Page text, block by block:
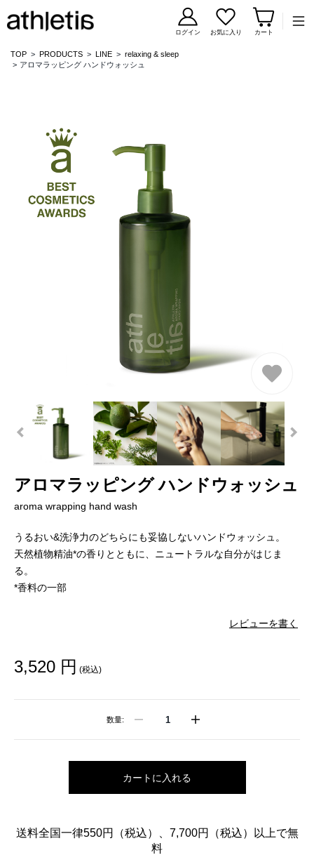
コンテンツに移動
ログイン お気に入り カート
TOP PRODUCTS LINE
relaxing & sleep
アロマラッピング ハンドウォッシュ
アロマラッピング ハンドウォッシュ
aroma wrapping hand wash
うるおい&洗浄⼒のどちらにも妥協しないハンドウォッシュ。
天然植物精油*の⾹りとともに、ニュートラルな⾃分がはじま
る。
*香料の一部
レビューを書く
3,520 円 (税込)
数量:
カートに入れる
送料全国一律550円（税込）、7,700円（税込）以上で無
料